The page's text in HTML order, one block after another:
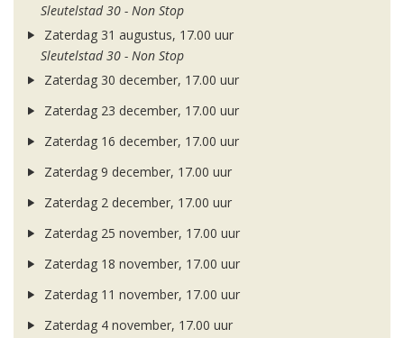
Sleutelstad 30 - Non Stop
Zaterdag 31 augustus, 17.00 uur
Sleutelstad 30 - Non Stop
Zaterdag 30 december, 17.00 uur
Zaterdag 23 december, 17.00 uur
Zaterdag 16 december, 17.00 uur
Zaterdag 9 december, 17.00 uur
Zaterdag 2 december, 17.00 uur
Zaterdag 25 november, 17.00 uur
Zaterdag 18 november, 17.00 uur
Zaterdag 11 november, 17.00 uur
Zaterdag 4 november, 17.00 uur